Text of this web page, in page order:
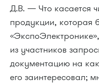
Д.В. — Что касается
продукции, которая
из участников
документацию на
его заинтересовал;